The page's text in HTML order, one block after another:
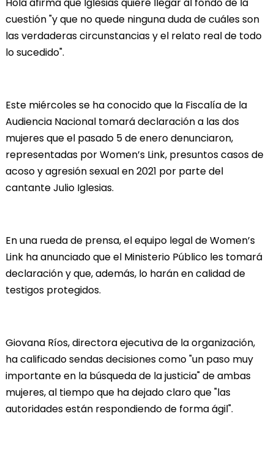
cuestión "y que no quede ninguna duda de cuáles son
las verdaderas circunstancias y el relato real de todo
lo sucedido".
Este miércoles se ha conocido que la Fiscalía de la
Audiencia Nacional tomará declaración a las dos
mujeres que el pasado 5 de enero denunciaron,
representadas por Women’s Link, presuntos casos de
acoso y agresión sexual en 2021 por parte del
cantante Julio Iglesias.
En una rueda de prensa, el equipo legal de Women’s
Link ha anunciado que el Ministerio Público les tomará
declaración y que, además, lo harán en calidad de
testigos protegidos.
Giovana Ríos, directora ejecutiva de la organización,
ha calificado sendas decisiones como "un paso muy
importante en la búsqueda de la justicia" de ambas
mujeres, al tiempo que ha dejado claro que "las
autoridades están respondiendo de forma ágil".